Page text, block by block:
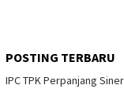
POSTING TERBARU
IPC TPK Perpanjang